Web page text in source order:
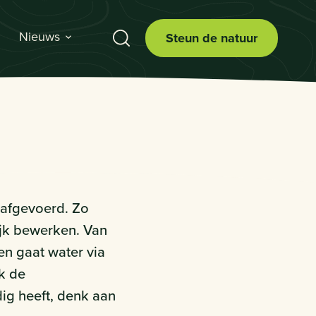
Nieuws Steun de natuur
Zo
bewerken. Van
gaat water via
de
heeft, denk aan